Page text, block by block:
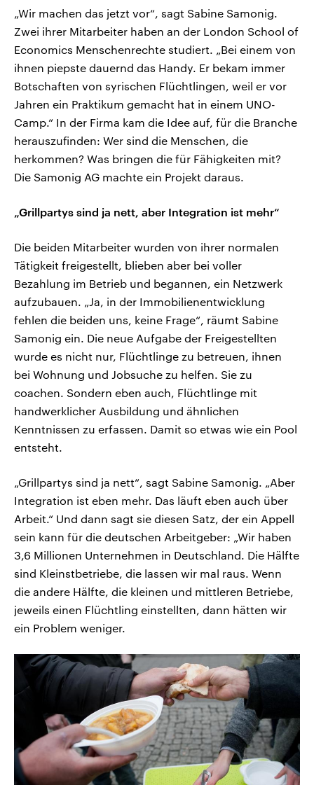
„Wir machen das jetzt vor“, sagt Sabine Samonig.
Zwei ihrer Mitarbeiter haben an der London School of
Economics Menschenrechte studiert. „Bei einem von
ihnen piepste dauernd das Handy. Er bekam immer
Botschaften von syrischen Flüchtlingen, weil er vor
Jahren ein Praktikum gemacht hat in einem UNO-
Camp.“ In der Firma kam die Idee auf, für die Branche
herauszufinden: Wer sind die Menschen, die
herkommen? Was bringen die für Fähigkeiten mit?
Die Samonig AG machte ein Projekt daraus.
„Grillpartys sind ja nett, aber Integration ist mehr“
Die beiden Mitarbeiter wurden von ihrer normalen
Tätigkeit freigestellt, blieben aber bei voller
Bezahlung im Betrieb und begannen, ein Netzwerk
aufzubauen. „Ja, in der Immobilienentwicklung
fehlen die beiden uns, keine Frage“, räumt Sabine
Samonig ein. Die neue Aufgabe der Freigestellten
wurde es nicht nur, Flüchtlinge zu betreuen, ihnen
bei Wohnung und Jobsuche zu helfen. Sie zu
coachen. Sondern eben auch, Flüchtlinge mit
handwerklicher Ausbildung und ähnlichen
Kenntnissen zu erfassen. Damit so etwas wie ein Pool
entsteht.
„Grillpartys sind ja nett“, sagt Sabine Samonig. „Aber
Integration ist eben mehr. Das läuft eben auch über
Arbeit.“ Und dann sagt sie diesen Satz, der ein Appell
sein kann für die deutschen Arbeitgeber: „Wir haben
3,6 Millionen Unternehmen in Deutschland. Die Hälfte
sind Kleinstbetriebe, die lassen wir mal raus. Wenn
die andere Hälfte, die kleinen und mittleren Betriebe,
jeweils einen Flüchtling einstellten, dann hätten wir
ein Problem weniger.